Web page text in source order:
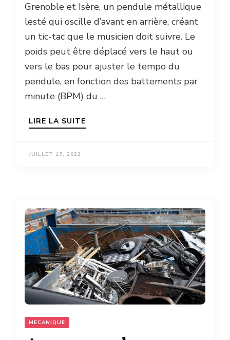
Grenoble et Isère, un pendule métallique
lesté qui oscille d’avant en arrière, créant
un tic-tac que le musicien doit suivre. Le
poids peut être déplacé vers le haut ou
vers le bas pour ajuster le tempo du
pendule, en fonction des battements par
minute (BPM) du …
LIRE LA SUITE
JUILLET 17, 2022
MECANIQUE